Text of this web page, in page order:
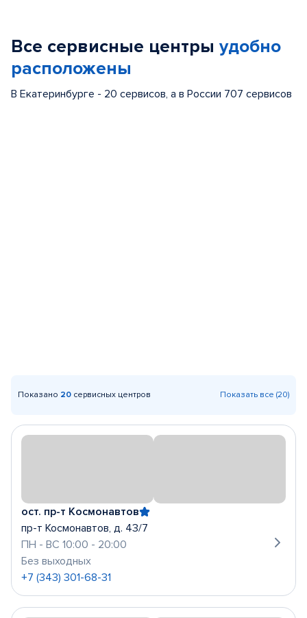
Все сервисные центры удобно
расположены
В Екатеринбурге - 20 сервисов, а в России 707 сервисов
Показано 20 сервисных центров Показать все (20)
ост. пр-т Космонавтов
пр-т Космонавтов, д. 43/7
ПН - ВС 10:00 - 20:00
Без выходных
+7 (343) 301-68-31